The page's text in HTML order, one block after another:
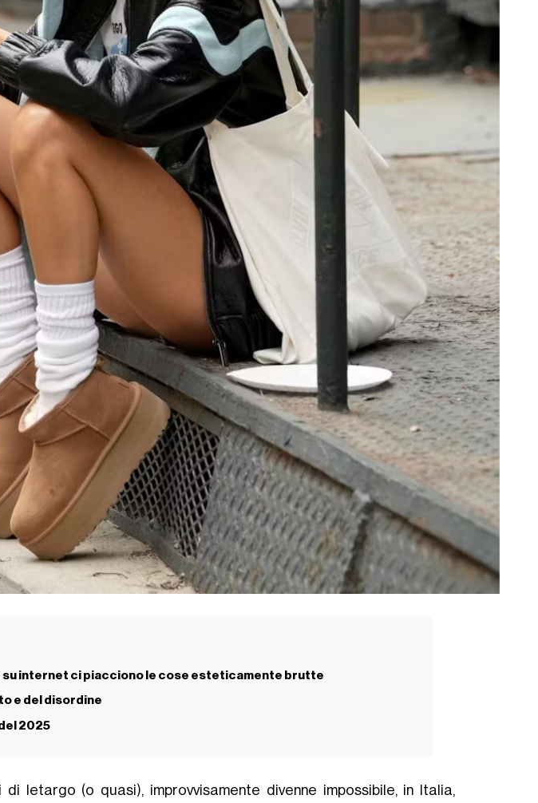
su internet ci piacciono le cose esteticamente brutte
e del disordine
2025
letargo (o quasi), improvvisamente divenne impossibile, in Italia,